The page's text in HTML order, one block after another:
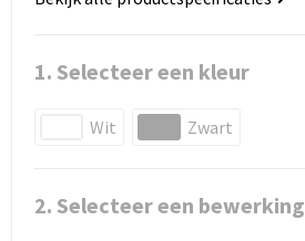
1. Selecteer een kleur
Wit Zwart
2. Selecteer een bewerking